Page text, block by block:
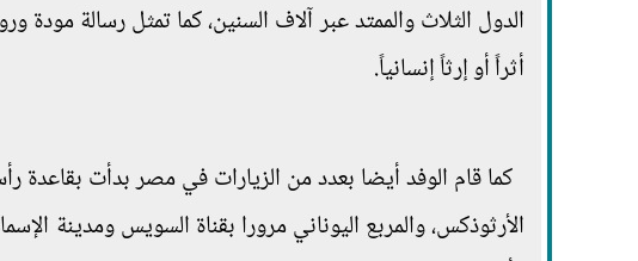
الدول الثلاث والممتد عبر آلاف السنين، كما تمثل رسالة
أثراً أو إرثاً إنسانياً.
كما قام الوفد أيضا بعدد من الزيارات في مصر بدأت بقاعدة
الأرثوذكس، والمربع اليوناني مرورا بقناة السويس ومدينة